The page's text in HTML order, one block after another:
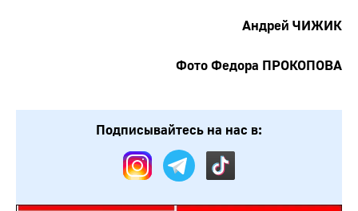
Андрей ЧИЖИК
Фото Федора ПРОКОПОВА
Подписывайтесь на нас в: